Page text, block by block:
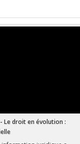
Le droit en évolution :